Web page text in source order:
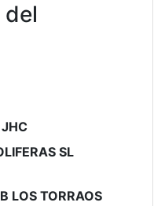
JHC
SL
LOS TORRAOS